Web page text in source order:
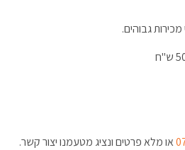
גבוהים.
או מלא פרטים ונציג מטעמנו יצור קשר.